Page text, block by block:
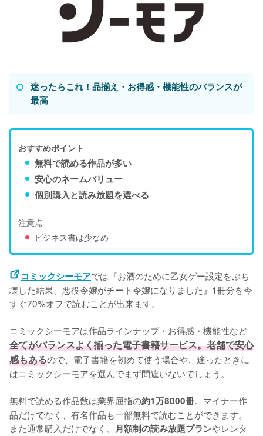
迷ったらこれ！品揃え・お得感・機能性のバランスが
最高
おすすめポイント
無料で読める作品が多い
安心のネームバリュー
個別購入と読み放題を選べる
注意点
ビジネス書は少なめ
コミックシーモアでは『お酒のために乙女ゲー設定をぶち
壊した結果、悪役令嬢がチート令嬢になりました』1冊分を今
すぐ70%オフで読むことが出来ます。
コミックシーモアは作品ラインナップ・お得感・機能性など
全てがバランスよく揃った電子書籍サービス。老舗で安心
感もあるので、電子書籍を初めて使う場合や、迷ったときに
はコミックシーモアを選んでまず間違いないでしょう。
無料で読める作品数は業界屈指の約1万8000冊。マイナー作
品だけでなく、有名作品も一部無料で読むことができます。
また通常購入だけでなく、 月額制の読み放題プランやレンタ